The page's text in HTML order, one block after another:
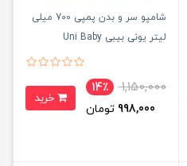
شامپو سر و بدن پمپی 700 میلی
لیتر یونی بیبی Uni Baby
1,150,000
14٪
998,000 تومان